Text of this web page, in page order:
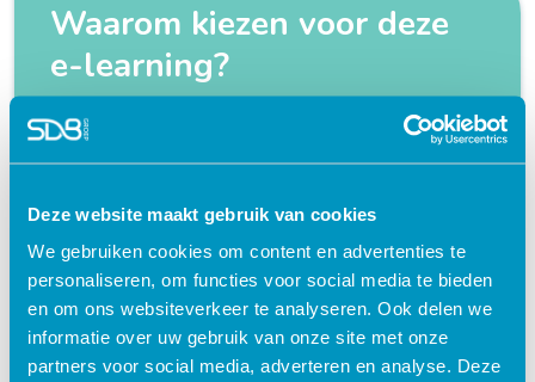
Deze website maakt gebruik van cookies
We gebruiken cookies om content en advertenties te
personaliseren, om functies voor social media te bieden
en om ons websiteverkeer te analyseren. Ook delen we
informatie over uw gebruik van onze site met onze
partners voor social media, adverteren en analyse. Deze
Waarom kiezen voor deze
e-learning?
Flexibel – leer op je eigen manier en tempo
Interactieve en aantrekkelijke leermethoden
24/7 toegang tot lesmateriaal
Accreditatiepunten worden automatisch
bijgeschreven